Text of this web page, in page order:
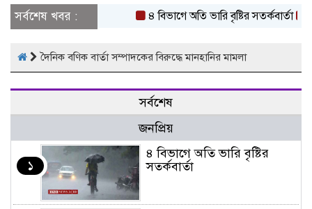
সর্বশেষ খবর :
৪ বিভাগে অতি ভারি বৃষ্টির সতর্কবার্তা
দৈনিক বণিক বার্তা সম্পাদকের বিরুদ্ধে মানহানির মামলা
সর্বশেষ
জনপ্রিয়
১
৪ বিভাগে অতি ভারি বৃষ্টির
সতর্কবার্তা